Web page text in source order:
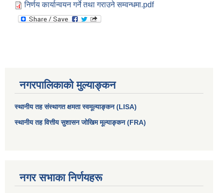
निर्णय कार्यान्वयन गर्ने तथा गराउने सम्वन्धमा.pdf
नगरपालिकाको मुल्याङ्कन
स्थानीय तह संस्थागत क्षमता स्वमूल्याङ्कन (LISA)
स्थानीय तह वित्तीय सुशासन जोखिम मूल्याङ्कन (FRA)
नगर सभाका निर्णयहरू